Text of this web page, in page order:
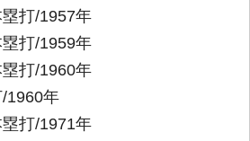
打/1957年
打/1959年
打/1960年
1960年
打/1971年